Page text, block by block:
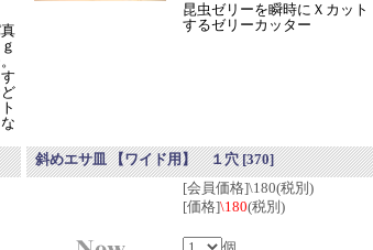
昆虫ゼリーを瞬時にＸカット
するゼリーカッター
斜めエサ皿 【ワイド用】 １穴[370]
[会員価格]\180(税別)
[価格]\180(税別)